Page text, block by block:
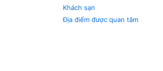
Khách sạn
Địa điểm được quan tâm